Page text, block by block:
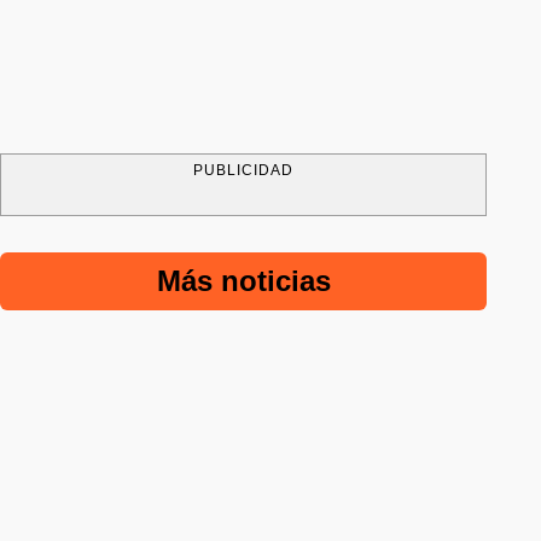
PUBLICIDAD
Más noticias